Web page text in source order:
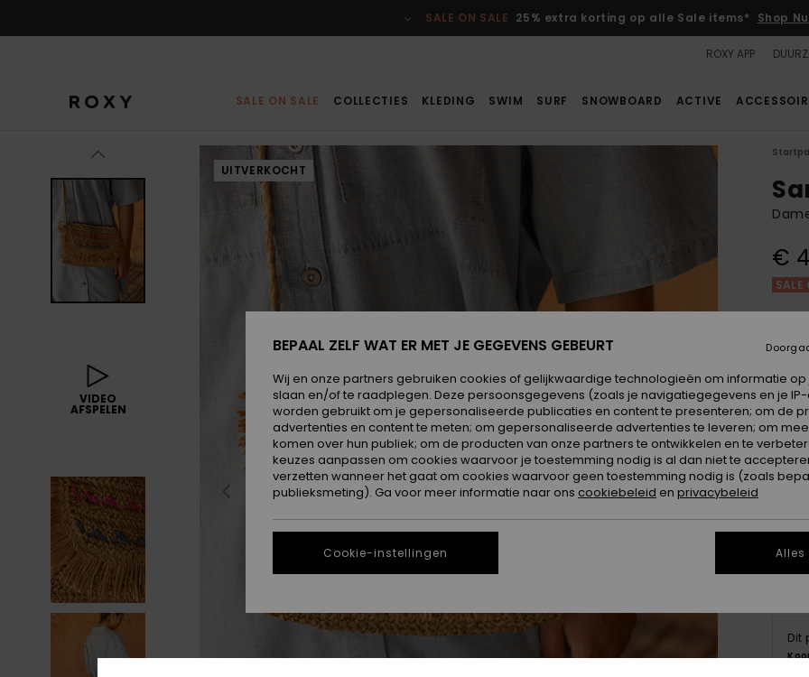
SALE ON SALE 25% extra korting op alle Sale items* Shop Nu
ROXY APP
SALE ON SALE COLLECTIES KLEDING SWIM SURF SNOWBOARD ACTIVE
VIDEO
AFSPELEN
UITVERKOCHT
€
SALE
Dit
BEPAAL ZELF WAT ER MET JE GEGEVENS GEBEURT
Wij en onze partners gebruiken cookies of gelijkwaardige technologieën om informatie
slaan en/of te raadplegen. Deze persoonsgegevens (zoals je navigatiegegevens en je
worden gebruikt om je gepersonaliseerde publicaties en content te presenteren; om de
advertenties en content te meten; om gepersonaliseerde advertenties te leveren; om
komen over hun publiek; om de producten van onze partners te ontwikkelen en te
keuzes aanpassen om cookies waarvoor je toestemming nodig is al dan niet te
verzetten wanneer het gaat om cookies waarvoor geen toestemming nodig is (zoals
publieksmeting). Ga voor meer informatie naar ons cookiebeleid en privacybeleid
Cookie-instellingen Alles